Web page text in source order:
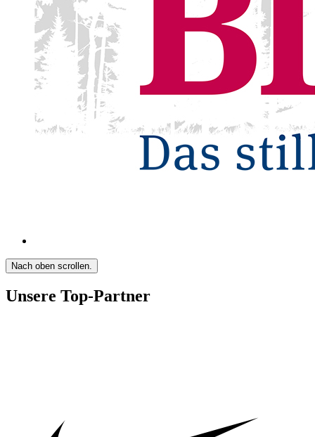
Nach oben scrollen.
Unsere Top-Partner